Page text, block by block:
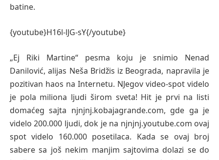
batine.
{youtube}H16l-lJG-sY{/youtube}
„Ej Riki Martine“ pesma koju je snimio Nenad
Danilović, alijas Neša Bridžis iz Beograda, napravila je
pozitivan haos na Internetu. NJegov video-spot videlo
je pola miliona ljudi širom sveta! Hit je prvi na listi
domaćeg sajta njnjnj.kobajagrande.com, gde ga je
videlo 200.000 ljudi, dok je na njnjnj.youtube.com ovaj
spot videlo 160.000 posetilaca. Kada se ovaj broj
sabere sa još nekim manjim sajtovima dolazi se do